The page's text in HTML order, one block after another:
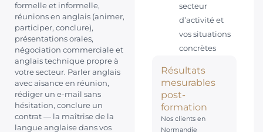
formelle et informelle,
réunions en anglais (animer,
participer, conclure),
présentations orales,
négociation commerciale et
anglais technique propre à
votre secteur. Parler anglais
avec aisance en réunion,
rédiger un e-mail sans
hésitation, conclure un
contrat — la maîtrise de la
langue anglaise dans vos
secteur
d’activité et
vos situations
concrètes
Résultats
mesurables
post-
formation
Nos clients en
Normandie